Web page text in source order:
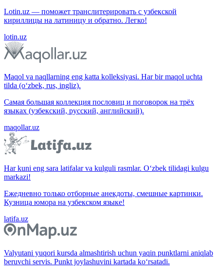
Lotin.uz — поможет транслитерировать с узбекской
кириллицы на латиницу и обратно. Легко!
lotin.uz
Maqol va naqllarning eng katta kolleksiyasi. Har bir maqol uchta
tilda (o‘zbek, rus, ingliz).
Самая большая коллекция пословиц и поговорок на трёх
языках (узбекский, русский, английский).
maqollar.uz
Har kuni eng sara latifalar va kulguli rasmlar. O‘zbek tilidagi kulgu
markazi!
Ежедневно только отборные анекдоты, смешные картинки.
Кузница юмора на узбекском языке!
latifa.uz
Valyutani yuqori kursda almashtirish uchun yaqin punktlarni aniqlab
beruvchi servis. Punkt joylashuvini kartada ko‘rsatadi.